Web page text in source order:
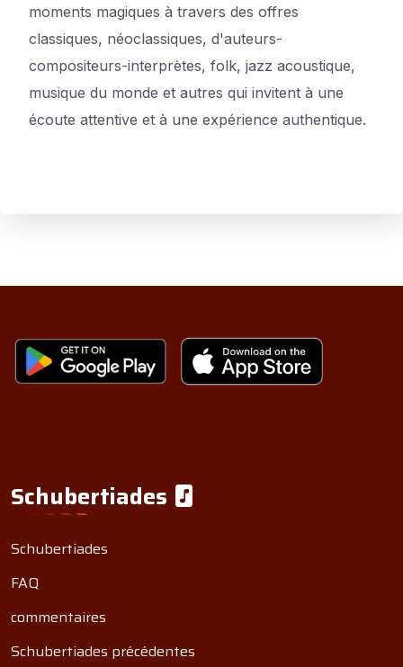
moments magiques à travers des offres
classiques, néoclassiques, d'auteurs-
compositeurs-interprètes, folk, jazz acoustique,
musique du monde et autres qui invitent à une
écoute attentive et à une expérience authentique.
Schubertiades
Schubertiades
FAQ
commentaires
Schubertiades précédentes